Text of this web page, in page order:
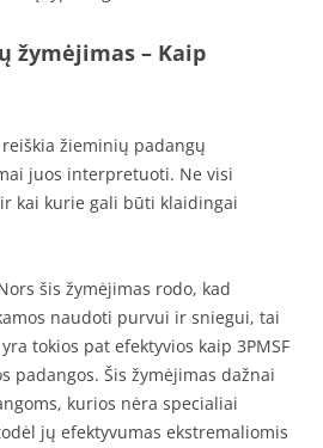
žymėjimas – Kaip
žieminių padangų
juos interpretuoti. Ne visi
kai kurie gali būti klaidingai
šis žymėjimas rodo, kad
naudoti purvui ir sniegui, tai
tokios pat efektyvios kaip 3PMSF
padangos. Šis žymėjimas dažnai
kurios nėra specialiai
jų efektyvumas ekstremaliomis